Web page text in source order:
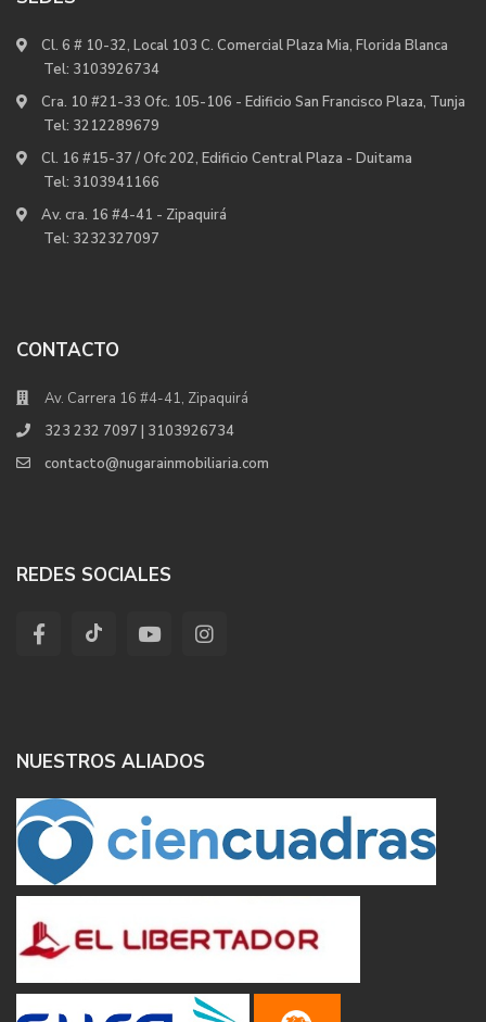
Cl. 6 # 10-32, Local 103 C. Comercial Plaza Mia, Florida Blanca
Tel: 3103926734
Cra. 10 #21-33 Ofc. 105-106 - Edificio San Francisco Plaza, Tunja
Tel: 3212289679
Cl. 16 #15-37 / Ofc 202, Edificio Central Plaza - Duitama
Tel: 3103941166
Av. cra. 16 #4-41 - Zipaquirá
Tel: 3232327097
CONTACTO
Av. Carrera 16 #4-41, Zipaquirá
323 232 7097 | 3103926734
contacto@nugarainmobiliaria.com
REDES SOCIALES
NUESTROS ALIADOS